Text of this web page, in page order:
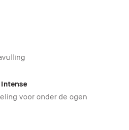
Intense
voor onder de ogen